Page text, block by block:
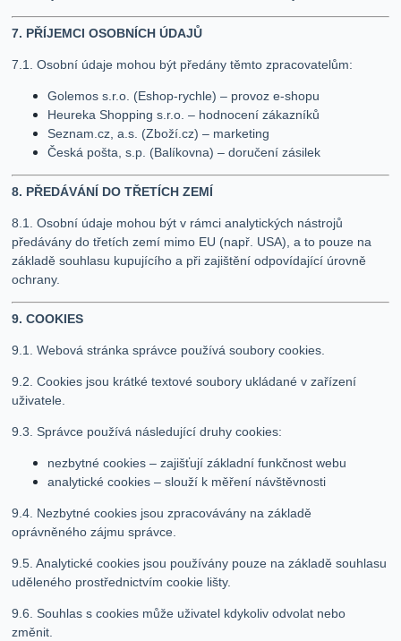
7. PŘÍJEMCI OSOBNÍCH ÚDAJŮ
7.1. Osobní údaje mohou být předány těmto zpracovatelům:
Golemos s.r.o. (Eshop-rychle) – provoz e-shopu
Heureka Shopping s.r.o. – hodnocení zákazníků
Seznam.cz, a.s. (Zboží.cz) – marketing
Česká pošta, s.p. (Balíkovna) – doručení zásilek
8. PŘEDÁVÁNÍ DO TŘETÍCH ZEMÍ
8.1. Osobní údaje mohou být v rámci analytických nástrojů
předávány do třetích zemí mimo EU (např. USA), a to pouze na
základě souhlasu kupujícího a při zajištění odpovídající úrovně
ochrany.
9. COOKIES
9.1. Webová stránka správce používá soubory cookies.
9.2. Cookies jsou krátké textové soubory ukládané v zařízení
uživatele.
9.3. Správce používá následující druhy cookies:
nezbytné cookies – zajišťují základní funkčnost webu
analytické cookies – slouží k měření návštěvnosti
9.4. Nezbytné cookies jsou zpracovávány na základě
oprávněného zájmu správce.
9.5. Analytické cookies jsou používány pouze na základě souhlasu
uděleného prostřednictvím cookie lišty.
9.6. Souhlas s cookies může uživatel kdykoliv odvolat nebo
změnit.